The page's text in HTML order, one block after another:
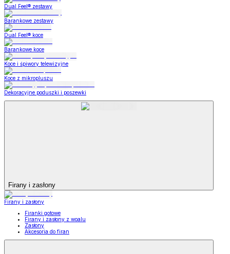
Dual Feel® zestawy
Barankowe zestawy
Dual Feel® koce
Barankowe koce
Koce i śpiwory telewizyjne
Koce z mikropluszu
Dekoracyjne poduszki i poszewki
Firany i zasłony
Firany i zasłony
Firanki gotowe
Firany i zasłony z woalu
Zasłony
Akcesoria do firan